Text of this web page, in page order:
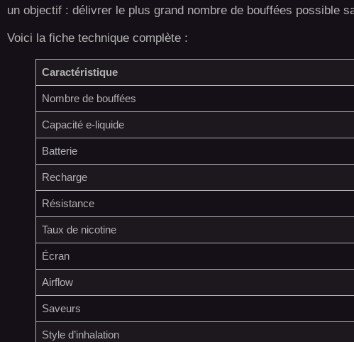
un objectif : délivrer le plus grand nombre de bouffées possible
Voici la fiche technique complète :
Caractéristique
Nombre de bouffées
Capacité e-liquide
Batterie
Recharge
Résistance
Taux de nicotine
Écran
Airflow
Saveurs
Style d’inhalation